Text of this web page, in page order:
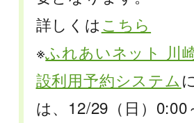
詳しくはこちら
※ふれあいネット 川
設利用予約システム
は、12/29（日）0:00